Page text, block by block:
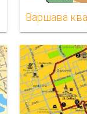
Варшава